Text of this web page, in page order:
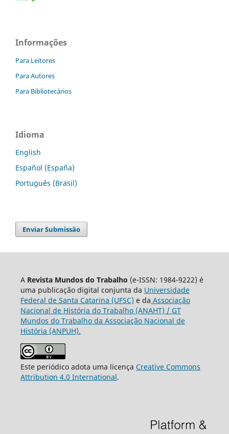
Informações
Para Leitores
Para Autores
Para Bibliotecários
Idioma
English
Español (España)
Português (Brasil)
Enviar Submissão
A Revista Mundos do Trabalho (e-ISSN: 1984-9222) é
uma publicação digital conjunta da Universidade
Federal de Santa Catarina (UFSC) e da Associação
Nacional de História do Trabalho (ANAHT) / GT
Mundos do Trabalho da Associação Nacional de
História (ANPUH).
Este periódico adota uma licença Creative Commons
Attribution 4.0 International.